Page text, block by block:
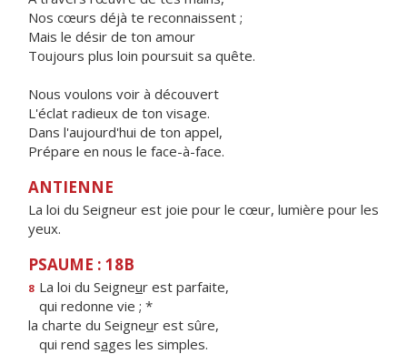
Nos cœurs déjà te reconnaissent ;
Mais le désir de ton amour
Toujours plus loin poursuit sa quête.
Nous voulons voir à découvert
L'éclat radieux de ton visage.
Dans l'aujourd'hui de ton appel,
Prépare en nous le face-à-face.
ANTIENNE
La loi du Seigneur est joie pour le cœur, lumière pour les
yeux.
PSAUME : 18B
8 La loi du Seigneur est parfaite,
qui redonne vie ; *
la charte du Seigneur est sûre,
qui rend sages les simples.